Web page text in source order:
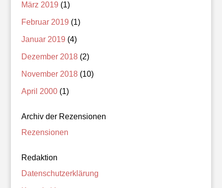
März 2019 (1)
Februar 2019 (1)
Januar 2019 (4)
Dezember 2018(2)
November 2018(10)
April 2000(1)
Archiv der Rezensionen
Rezensionen
Redaktion
Datenschutzerklärung